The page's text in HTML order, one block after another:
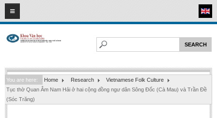
08 2026
HOME
Faculty of Literature
Departments
Department of Vietnamese Literature
You are here: Home Research
Vietnamese Folk Culture
Tục thờ Quan Âm Nam Hải ở hai cộng đồng ngư dân Sông Đốc (Cà Mau) và Trần Đề
(Sóc Trăng)